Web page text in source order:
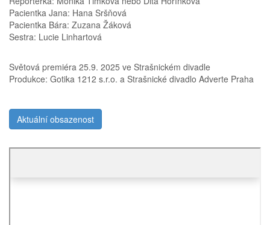
Pacientka Jana: Hana Sršňová
Pacientka Bára: Zuzana Žáková
Sestra: Lucie Linhartová
Světová premiéra 25.9. 2025 ve Strašnickém divadle
Produkce: Gotika 1212 s.r.o. a Strašnické divadlo Adverte Praha
Aktuální obsazenost